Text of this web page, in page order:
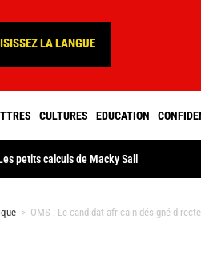
LA LANGUE
CULTURES EDUCATION
petits calculs de Macky Sall
> OMS : Le candidat africain désigné